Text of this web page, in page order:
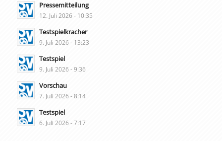
Pressemitteilung
12. Juli 2026 - 10:35
Testspielkracher
9. Juli 2026 - 13:23
Testspiel
9. Juli 2026 - 9:36
Vorschau
7. Juli 2026 - 8:14
Testspiel
6. Juli 2026 - 7:17